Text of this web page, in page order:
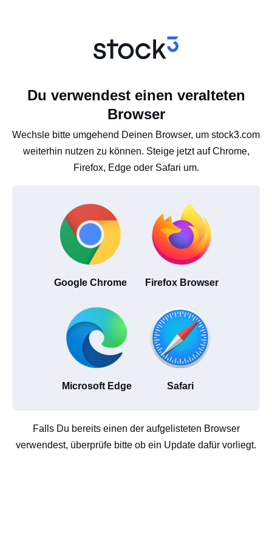
Du verwendest einen veralteten
Browser
Wechsle bitte umgehend Deinen Browser, um stock3.com
weiterhin nutzen zu können. Steige jetzt auf Chrome,
Firefox, Edge oder Safari um.
Google Chrome Firefox Browser
Microsoft Edge Safari
Falls Du bereits einen der aufgelisteten Browser
verwendest, überprüfe bitte ob ein Update dafür vorliegt.